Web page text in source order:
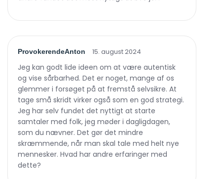
ProvokerendeAnton 15. august 2024
Jeg kan godt lide ideen om at være autentisk
og vise sårbarhed. Det er noget, mange af os
glemmer i forsøget på at fremstå selvsikre. At
tage små skridt virker også som en god strategi.
Jeg har selv fundet det nyttigt at starte
samtaler med folk, jeg møder i dagligdagen,
som du nævner. Det gør det mindre
skræmmende, når man skal tale med helt nye
mennesker. Hvad har andre erfaringer med
dette?